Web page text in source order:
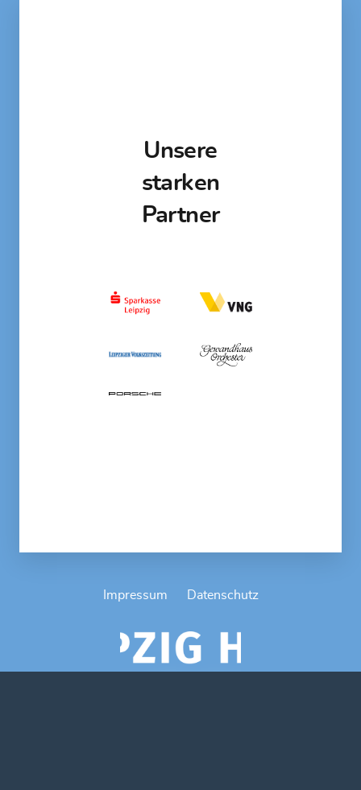
Unsere
starken
Partner
Impressum Datenschutz